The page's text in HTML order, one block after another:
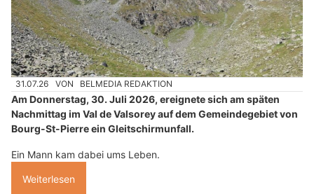
31.07.26 VON BELMEDIA REDAKTION
Am Donnerstag, 30. Juli 2026, ereignete sich am späten
Nachmittag im Val de Valsorey auf dem Gemeindegebiet von
Bourg-St-Pierre ein Gleitschirmunfall.
Ein Mann kam dabei ums Leben.
Weiterlesen